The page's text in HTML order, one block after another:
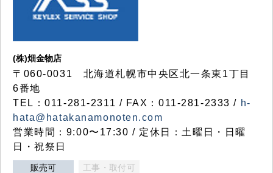
(株)畑金物店
〒060-0031 北海道札幌市中央区北一条東1丁目
6番地
TEL：011-281-2311 / FAX：011-281-2333 / h-
hata@hatakanamonoten.com
営業時間：9:00〜17:30 / 定休日：土曜日・日曜
日・祝祭日
販売可 工事・取付可